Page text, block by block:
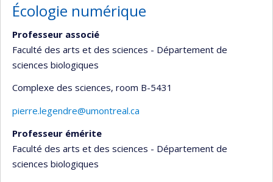
Écologie numérique
Professeur associé
Faculté des arts et des sciences - Département de
sciences biologiques
Complexe des sciences, room B-5431
pierre.legendre@umontreal.ca
Professeur émérite
Faculté des arts et des sciences - Département de
sciences biologiques